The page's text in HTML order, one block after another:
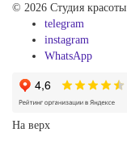
© 2026 Студия красоты
telegram
instagram
WhatsApp
На верх